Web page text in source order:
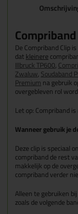
De Compriband Clip
datkleinere
Illbruck TP600,
Zwaluw,Soudaband
Premiumna gebruik
overgebleven rol
Let op: Compriband
Wanneer gebruik je
Deze clip is speciaal
compriband de rest
makkelijk op de
compriband verder
Alleen te gebruiken
zoals de volgende